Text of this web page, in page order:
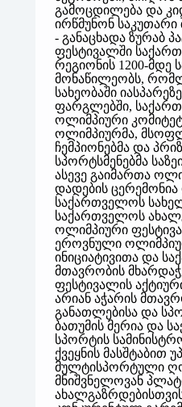
გამოცდილება და
ირწმუნონ
- განაცხადა ზურაბ
ფესტივალში
რეგიონის 1200-მდე
მონაწილეობს,
სახეობაში
ფარგლებში,
ოლიმპიური
ოლიმპიურმა,
ჩემპიონებმა და
სპორტსმენებმა
ასევე გაიმართა
დადების
საქართველოს
საქართველოს
ოლიმპიური
ეროვნული
ინიციატივითა და
მთავრობის
ფესტივალის
არიან აჭარის
განათლებისა და
ბათუმის მერია და
სპორტის
ქვეყნის მასშტაბით
მულტისპორტული
მნიშვნელოვან